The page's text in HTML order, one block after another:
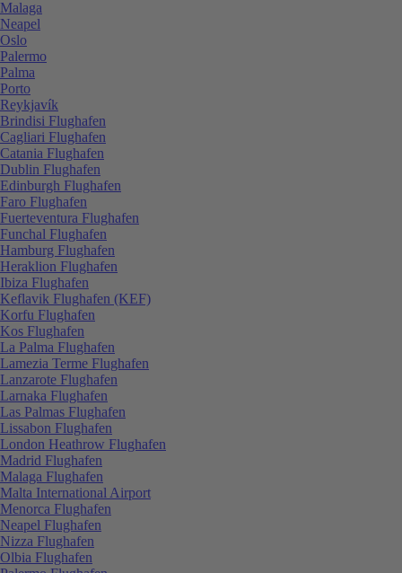
Malaga
Neapel
Oslo
Palermo
Palma
Porto
Reykjavík
Brindisi Flughafen
Cagliari Flughafen
Catania Flughafen
Dublin Flughafen
Edinburgh Flughafen
Faro Flughafen
Fuerteventura Flughafen
Funchal Flughafen
Hamburg Flughafen
Heraklion Flughafen
Ibiza Flughafen
Keflavik Flughafen (KEF)
Korfu Flughafen
Kos Flughafen
La Palma Flughafen
Lamezia Terme Flughafen
Lanzarote Flughafen
Larnaka Flughafen
Las Palmas Flughafen
Lissabon Flughafen
London Heathrow Flughafen
Madrid Flughafen
Malaga Flughafen
Malta International Airport
Menorca Flughafen
Neapel Flughafen
Nizza Flughafen
Olbia Flughafen